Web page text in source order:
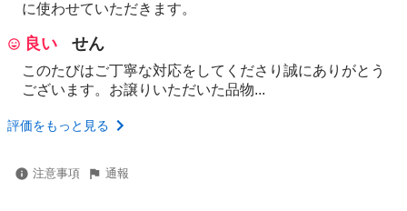
に使わせていただきます。
良い せん
このたびはご丁寧な対応をしてくださり誠にありがとう
ございます。お譲りいただいた品物...
評価をもっと見る
注意事項 通報